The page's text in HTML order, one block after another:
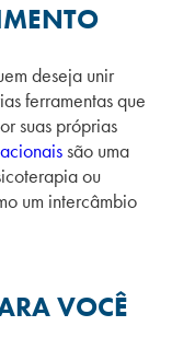
deseja unir
ferramentas que
suas próprias
são uma
ou
um intercâmbio
VOCÊ